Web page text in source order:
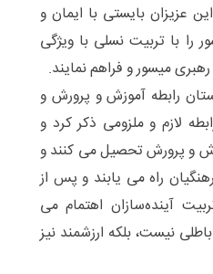
عزیزان بایستی با ایمان و
را با تربیت نسلی با ویژگی
میسور و فراهم نمایند.
رابطه آموزش و پرورش و
لازم و ملزومی ذکر کرد و
و پرورش تحصیل می کنند و
راه می یابند و پس از
آینده‌سازان اهتمام می
نیست، بلکه ارزشمند نیز